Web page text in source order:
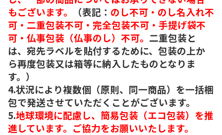
もございます。
（表記： のし不可・のし名入れ不
可・二重包装不可・完全包装不可・手提げ袋不
可・仏事包装（仏事のし）不可。 二重包装と
は、宛先ラベルを貼付するために、包装の上か
ら再度包装又は箱等に納入したものとなりま
す。）
4.状況により複数個（原則、同一商品）を一括梱
包で発送させていただくことがございます。
5.地球環境に配慮し、簡易包装（エコ包装）を推
進しています。ご協力をお願いいたします。